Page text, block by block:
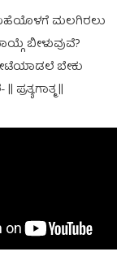
ಮಲಗಿರಲು
ಬೀಳುವುವೆ?
ಬೇಕು
||